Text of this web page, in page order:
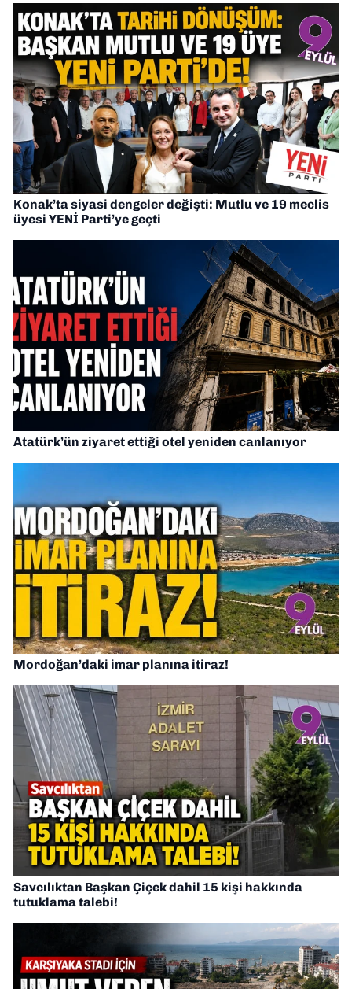
Konak’ta siyasi dengeler değişti: Mutlu ve 19 meclis
üyesi YENİ Parti’ye geçti
Atatürk’ün ziyaret ettiği otel yeniden canlanıyor
Mordoğan’daki imar planına itiraz!
Savcılıktan Başkan Çiçek dahil 15 kişi hakkında
tutuklama talebi!